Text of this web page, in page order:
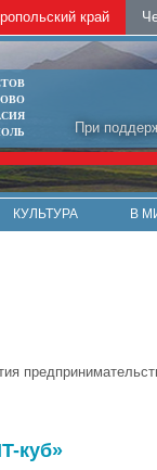
край
При
КУЛЬТУРА В
куб»